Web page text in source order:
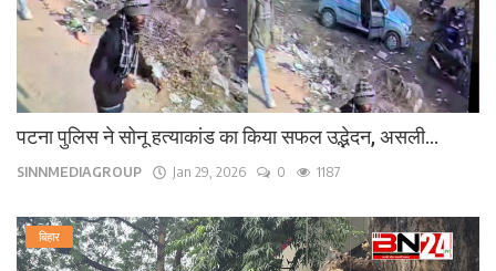
पटना पुलिस ने सोनू हत्याकांड का किया सफल उद्भेदन, असली...
SINNMEDIAGROUP Jan 29, 2026 0 1187
बिहार